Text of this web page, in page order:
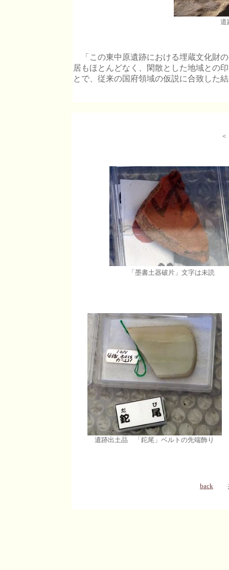
道
「この東中原遺跡における埋蔵文化財
居もほとんどなく、閑散とした地域との
とで、従来の国府領域の仮説に合致した
「墨書土器破片
遺跡出土品 「鉈尾」ベルトの先端飾り
back